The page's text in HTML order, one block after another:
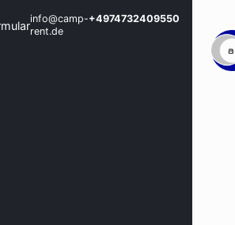
info@camp-
rent.de
+4974732409550